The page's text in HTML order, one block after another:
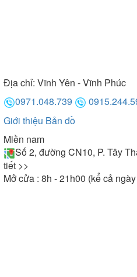
Địa chỉ: Vĩnh Yên - Vĩnh Phúc
0971.048.739
Giới thiệu Bản đồ
Miền nam
Số 2, đường CN10, P. Tây
tiết >>
Mở cửa : 8h - 21h00 (kể cả